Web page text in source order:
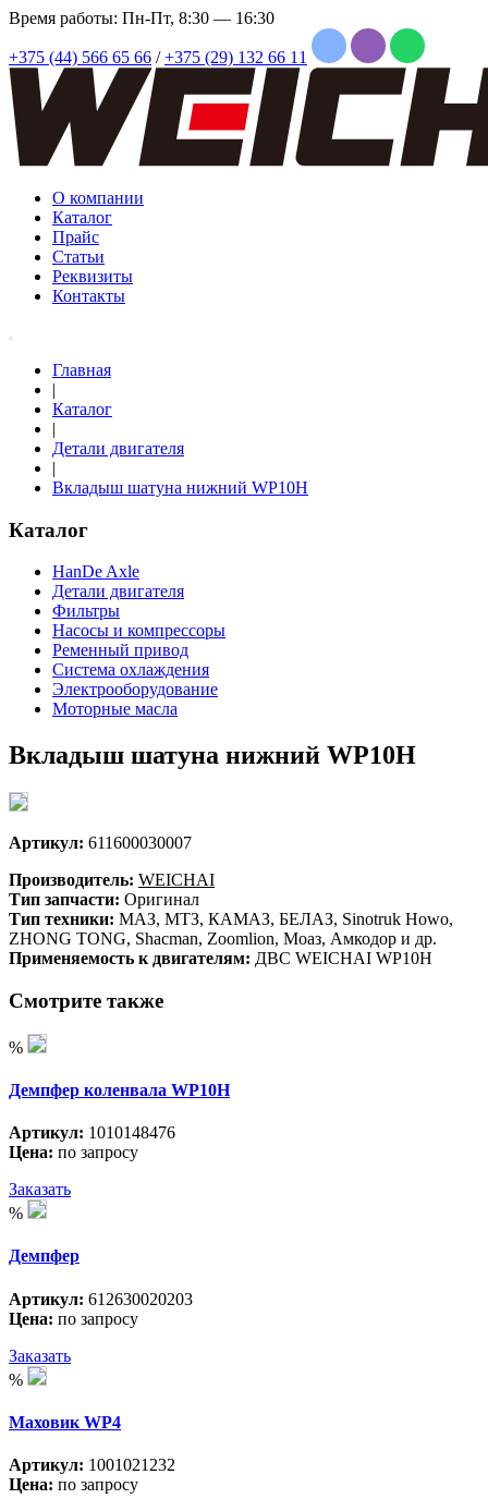
Время работы: Пн-Пт, 8:30 — 16:30
+375 (44) 566 65 66 / +375 (29) 132 66 11
О компании
Каталог
Прайс
Статьи
Реквизиты
Контакты
Главная
|
Каталог
|
Детали двигателя
|
Вкладыш шатуна нижний WP10H
Каталог
HanDe Axle
Детали двигателя
Фильтры
Насосы и компрессоры
Ременный привод
Система охлаждения
Электрооборудование
Моторные масла
Вкладыш шатуна нижний WP10H
Артикул: 611600030007
Производитель: WEICHAI
Тип запчасти: Оригинал
Тип техники: МАЗ, МТЗ, КАМАЗ, БЕЛАЗ, Sinotruk Howo,
ZHONG TONG, Shacman, Zoomlion, Моаз, Амкодор и др.
Применяемость к двигателям: ДВС WEICHAI WP10H
Смотрите также
%
Демпфер коленвала WP10H
Артикул: 1010148476
Цена: по запросу
Заказать
%
Демпфер
Артикул: 612630020203
Цена: по запросу
Заказать
%
Маховик WP4
Артикул: 1001021232
Цена: по запросу